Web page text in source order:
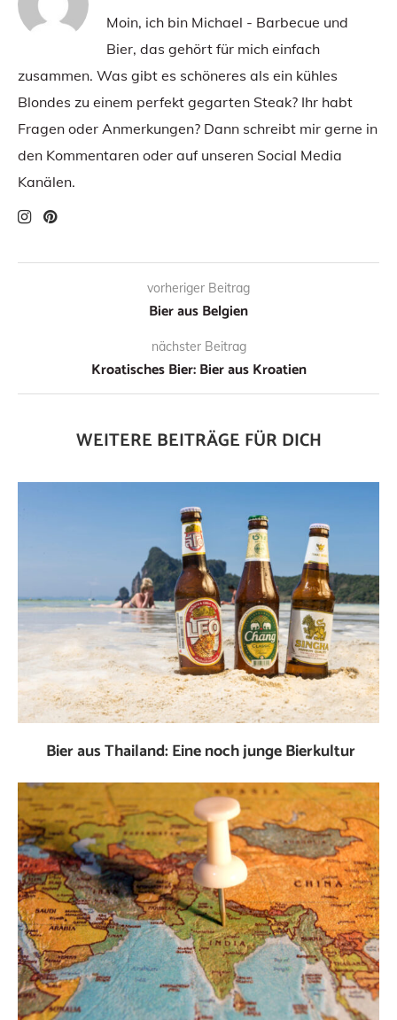
Moin, ich bin Michael - Barbecue und
Bier, das gehört für mich einfach
zusammen. Was gibt es schöneres als ein kühles
Blondes zu einem perfekt gegarten Steak? Ihr habt
Fragen oder Anmerkungen? Dann schreibt mir gerne in
den Kommentaren oder auf unseren Social Media
Kanälen.
vorheriger Beitrag
Bier aus Belgien
nächster Beitrag
Kroatisches Bier: Bier aus Kroatien
WEITERE BEITRÄGE FÜR DICH
Bier aus Thailand: Eine noch junge Bierkultur